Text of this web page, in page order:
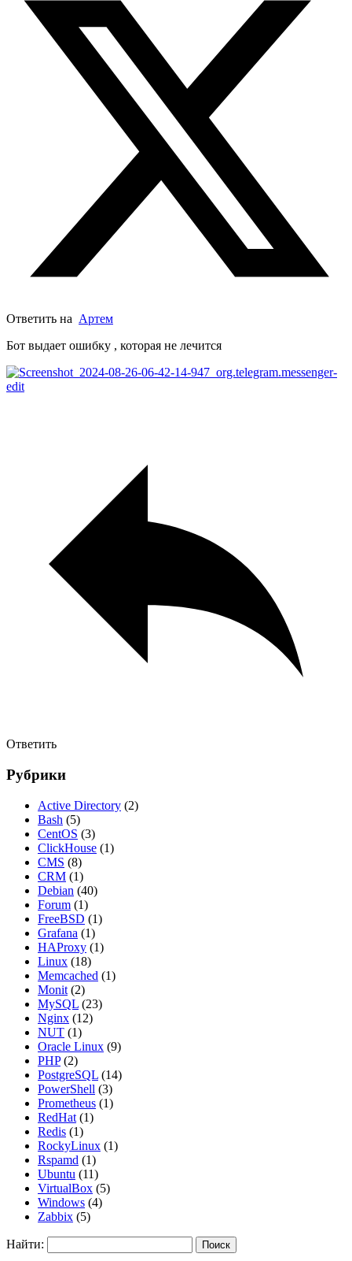
Ответить на Артем
Бот выдает ошибку , которая не лечится
Ответить
Рубрики
Active Directory (2)
Bash (5)
CentOS (3)
ClickHouse (1)
CMS (8)
CRM (1)
Debian (40)
Forum (1)
FreeBSD (1)
Grafana (1)
HAProxy (1)
Linux (18)
Memcached (1)
Monit (2)
MySQL (23)
Nginx (12)
NUT (1)
Oracle Linux (9)
PHP(2)
PostgreSQL (14)
PowerShell (3)
Prometheus (1)
RedHat (1)
Redis (1)
RockyLinux (1)
Rspamd (1)
Ubuntu (11)
VirtualBox (5)
Windows (4)
Zabbix (5)
Найти: